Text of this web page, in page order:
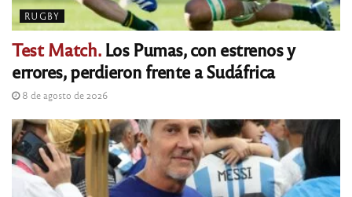
RUGBY
Test Match.Los Pumas, con estrenos y
errores, perdieron frente a Sudáfrica
8 de agosto de 2026